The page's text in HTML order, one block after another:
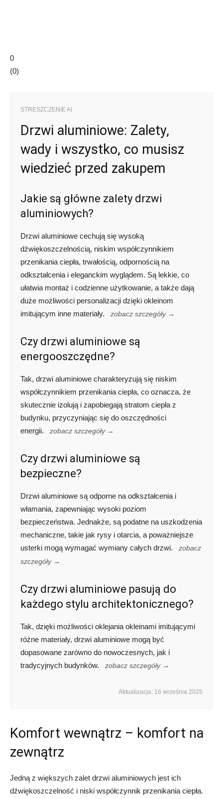
0
(0)
STRESZCZENIE AI
Drzwi aluminiowe: Zalety,
wady i wszystko, co musisz
wiedzieć przed zakupem
Jakie są główne zalety drzwi
aluminiowych?
Drzwi aluminiowe cechują się wysoką
dźwiękoszczelnością, niskim współczynnikiem
przenikania ciepła, trwałością, odpornością na
odkształcenia i eleganckim wyglądem. Są lekkie, co
ułatwia montaż i codzienne użytkowanie, a także dają
duże możliwości personalizacji dzięki okleinom
imitującym inne materiały.
zobacz szczegóły →
Czy drzwi aluminiowe są
energooszczędne?
Tak, drzwi aluminiowe charakteryzują się niskim
współczynnikiem przenikania ciepła, co oznacza, że
skutecznie izolują i zapobiegają stratom ciepła z
budynku, przyczyniając się do oszczędności
energii.
zobacz szczegóły →
Czy drzwi aluminiowe są
bezpieczne?
Drzwi aluminiowe są odporne na odkształcenia i
włamania, zapewniając wysoki poziom
bezpieczeństwa. Jednakże, są podatne na uszkodzenia
mechaniczne, takie jak rysy i otarcia, a poważniejsze
usterki mogą wymagać wymiany całych drzwi.
zobacz
szczegóły →
Czy drzwi aluminiowe pasują do
każdego stylu architektonicznego?
Tak, dzięki możliwości oklejania okleinami imitującymi
różne materiały, drzwi aluminiowe mogą być
dopasowane zarówno do nowoczesnych, jak i
tradycyjnych budynków.
zobacz szczegóły →
Aktualizacja: 16 września 2025
Komfort wewnątrz – komfort na
zewnątrz
Jedną z większych zalet drzwi aluminiowych jest ich
dźwiękoszczelność i niski współczynnik przenikania ciepła.